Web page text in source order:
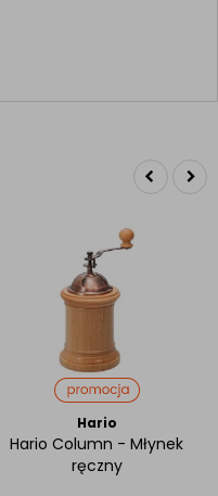
Hario
Hario Column - Młynek
ręczny